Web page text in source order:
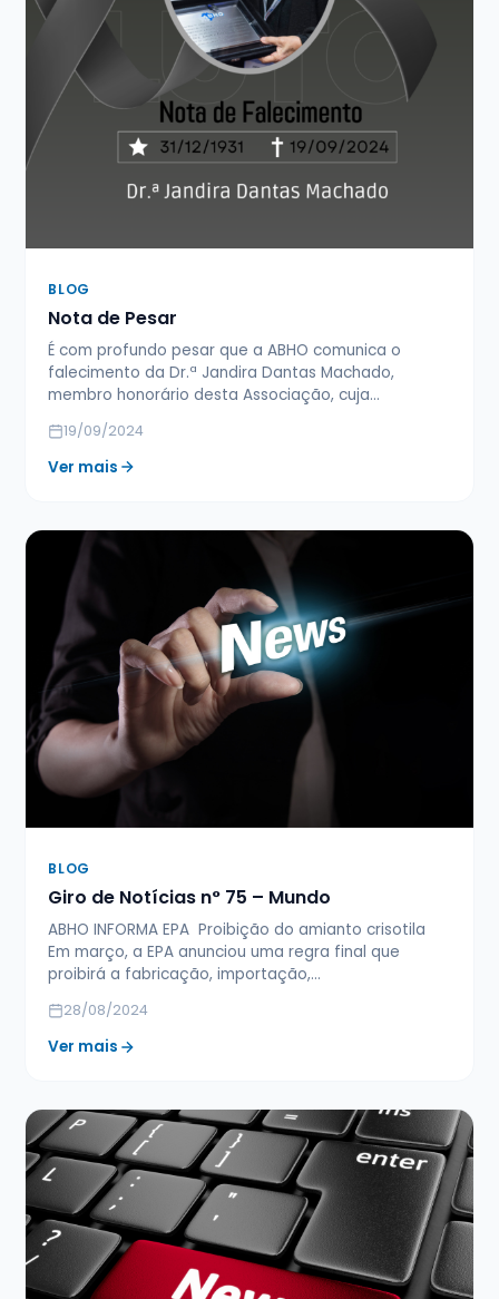
BLOG
Nota de Pesar
É com profundo pesar que a ABHO comunica o
falecimento da Dr.ª Jandira Dantas Machado,
membro honorário desta Associação, cuja…
19/09/2024
Ver mais
BLOG
Giro de Notícias n° 75 – Mundo
ABHO INFORMA EPA Proibição do amianto crisotila
Em março, a EPA anunciou uma regra final que
proibirá a fabricação, importação,…
28/08/2024
Ver mais